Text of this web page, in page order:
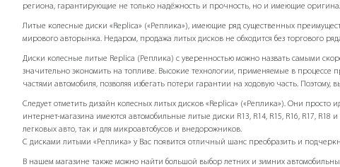
региона, гарантирующие не только надёжность и прочность, но и имеющие
Литые колесные диски «Replicа» («Реплика»), имеющие ряд существенных
мирового авторынка. Недаром, продажа литых дисков не обходится без торгового
Диски колесные литые Replicа (Реплика) с уверенностью можно назвать самыми
значительно экономить на топливе. Высокие технологии, применяемые в процессе
частями автомобиля, позволяя избегать потери гарантии на ходовую часть.
Следует отметить дизайн колесных литых дисков «Replicа» («Реплика»). Они
интернет-магазина имеются автомобильные литые диски R13, R14, R15, R16, R17,
легковых авто, так и для микроавтобусов и внедорожников.
С дисками литыми «Реплика» у Вас появится отличный шанс преобразить и
В нашем магазине также можно найти большой выбор летних и зимних автомобильных